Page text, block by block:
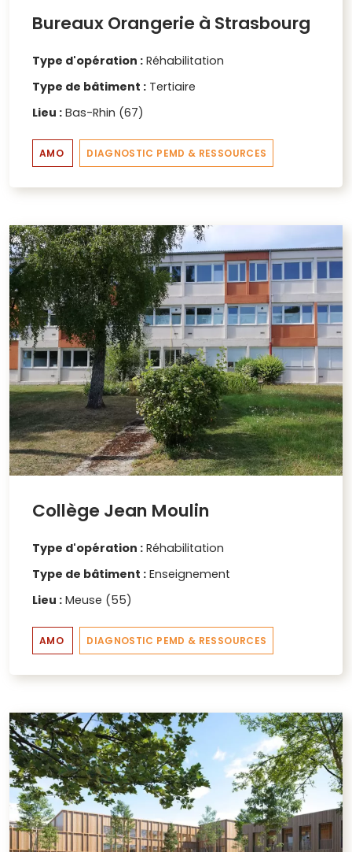
Bureaux Orangerie à Strasbourg
Type d'opération :Réhabilitation
Type de bâtiment :Tertiaire
Lieu :Bas-Rhin (67)
AMO DIAGNOSTIC PEMD & RESSOURCES
Collège Jean Moulin
Type d'opération :Réhabilitation
Type de bâtiment :Enseignement
Lieu :Meuse (55)
AMO DIAGNOSTIC PEMD & RESSOURCES